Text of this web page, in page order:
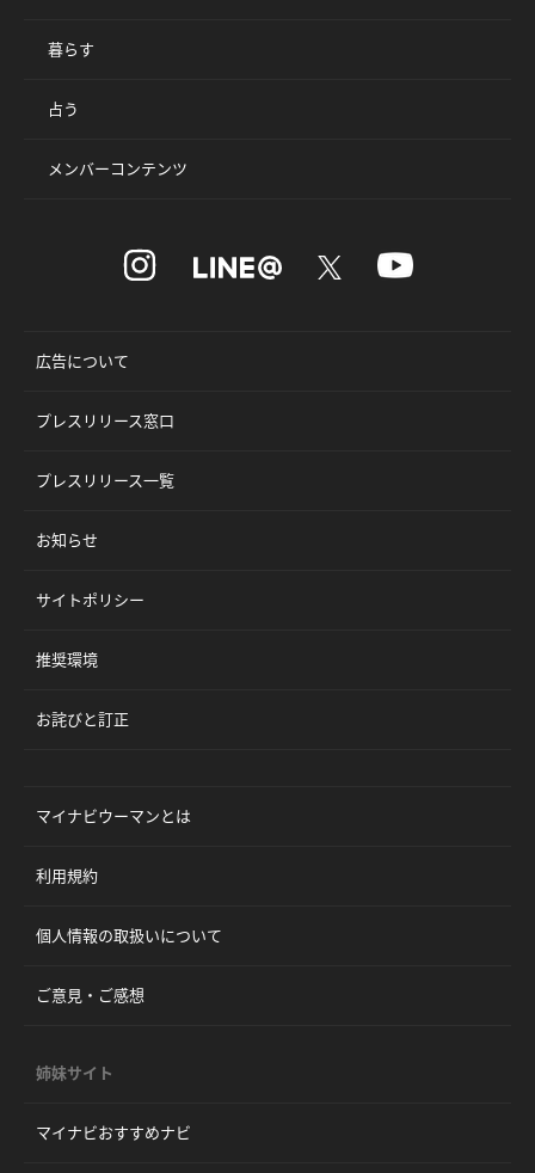
暮らす
占う
メンバーコンテンツ
広告について
プレスリリース窓口
プレスリリース一覧
お知らせ
サイトポリシー
推奨環境
お詫びと訂正
マイナビウーマンとは
利用規約
個人情報の取扱いについて
ご意見・ご感想
姉妹サイト
マイナビおすすめナビ